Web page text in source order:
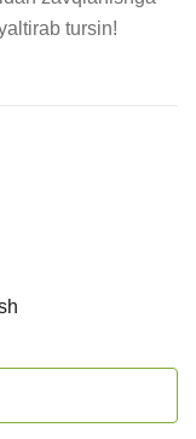
tursin!